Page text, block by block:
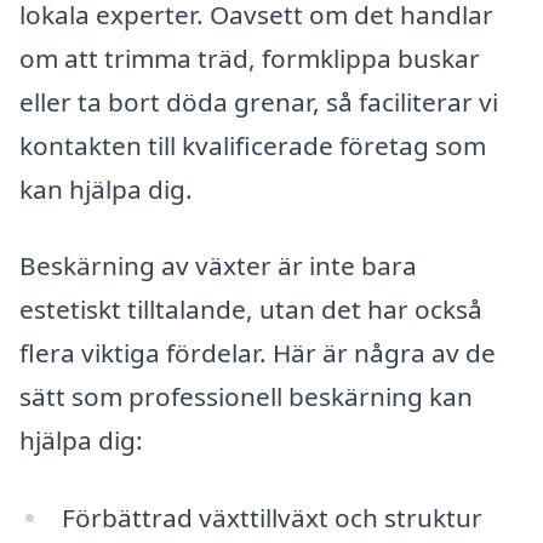
lokala experter. Oavsett om det handlar
om att trimma träd, formklippa buskar
eller ta bort döda grenar, så faciliterar vi
kontakten till kvalificerade företag som
kan hjälpa dig.
Beskärning av växter är inte bara
estetiskt tilltalande, utan det har också
flera viktiga fördelar. Här är några av de
sätt som professionell beskärning kan
hjälpa dig:
Förbättrad växttillväxt och struktur